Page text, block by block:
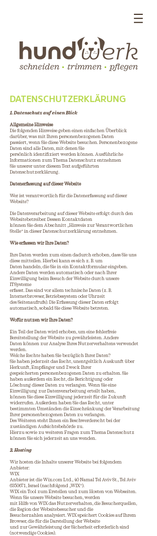
DATENSCHUTZERKLÄRUNG
1. Datenschutz auf einen Blick
Allgemeine Hinweise
Die folgenden Hinweise geben einen einfachen Überblick
darüber, was mit Ihren personenbezogenen Daten
passiert, wenn Sie diese Website besuchen. Personenbezogene
Daten sind alle Daten, mit denen Sie
persönlich identifiziert werden können. Ausführliche
Informationen zum Thema Datenschutz entnehmen
Sie unserer unter diesem Text aufgeführten
Datenschutzerklärung.
Datenerfassung auf dieser Website
Wer ist verantwortlich für die Datenerfassung auf dieser
Website?
Die Datenverarbeitung auf dieser Website erfolgt durch den
Websitebetreiber. Dessen Kontaktdaten
können Sie dem Abschnitt „Hinweis zur Verantwortlichen
Stelle“ in dieser Datenschutzerklärung entnehmen.
Wie erfassen wir Ihre Daten?
Ihre Daten werden zum einen dadurch erhoben, dass Sie uns
diese mitteilen. Hierbei kann es sich z. B. um
Daten handeln, die Sie in ein Kontaktformular eingeben.
Andere Daten werden automatisch oder nach Ihrer
Einwilligung beim Besuch der Website durch unsere
ITSysteme
erfasst. Das sind vor allem technische Daten (z. B.
Internetbrowser, Betriebssystem oder Uhrzeit
des Seitenaufrufs). Die Erfassung dieser Daten erfolgt
automatisch, sobald Sie diese Website betreten.
Wofür nutzen wir Ihre Daten?
Ein Teil der Daten wird erhoben, um eine fehlerfreie
Bereitstellung der Website zu gewährleisten. Andere
Daten können zur Analyse Ihres Nutzerverhaltens verwendet
werden.
Welche Rechte haben Sie bezüglich Ihrer Daten?
Sie haben jederzeit das Recht, unentgeltlich Auskunft über
Herkunft, Empfänger und Zweck Ihrer
gespeicherten personenbezogenen Daten zu erhalten. Sie
haben außerdem ein Recht, die Berichtigung oder
Löschung dieser Daten zu verlangen. Wenn Sie eine
Einwilligung zur Datenverarbeitung erteilt haben,
können Sie diese Einwilligung jederzeit für die Zukunft
widerrufen. Außerdem haben Sie das Recht, unter
bestimmten Umständen die Einschränkung der Verarbeitung
Ihrer personenbezogenen Daten zu verlangen.
Des Weiteren steht Ihnen ein Beschwerderecht bei der
zuständigen Aufsichtsbehörde zu.
Hierzu sowie zu weiteren Fragen zum Thema Datenschutz
können Sie sich jederzeit an uns wenden.
2. Hosting
Wir hosten die Inhalte unserer Website bei folgendem
Anbieter:
WIX
Anbieter ist die Wix.com Ltd., 40 Namal Tel Aviv St., Tel Aviv
6350671, Israel (nachfolgend „WIX“).
WIX ein Tool zum Erstellen und zum Hosten von Webseiten.
Wenn Sie unsere Website besuchen, werden
mit Hilfe von WIX das Nutzerverhalten, die Besucherquellen,
die Region der Websitebesucher und die
Besucherzahlen analysiert. WIX speichert Cookies auf Ihrem
Browser, die für die Darstellung der Website
und zur Gewährleistung der Sicherheit erforderlich sind
(notwendige Cookies).